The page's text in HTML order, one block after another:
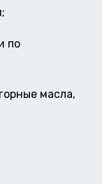
по
масла,